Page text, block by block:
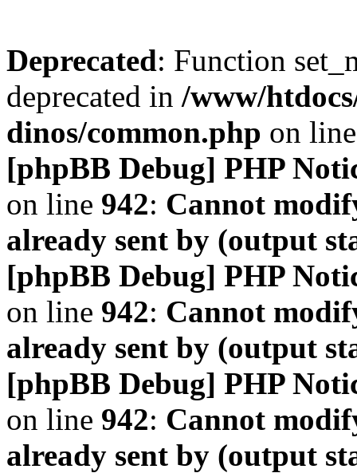
Deprecated: Function
deprecated in /www/
dinos/common.php on
[phpBB Debug] PHP
on line 942: Cannot
already sent by (output
[phpBB Debug] PHP
on line 942: Cannot
already sent by (output
[phpBB Debug] PHP
on line 942: Cannot
already sent by (output